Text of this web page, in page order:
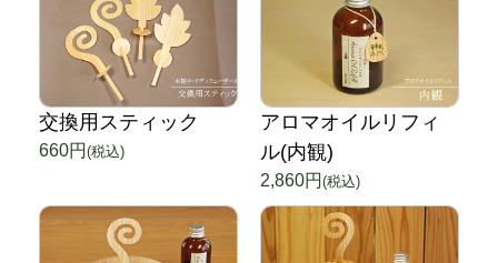
交換用スティック
660円 (税込)
アロマオイルリフィ
ル(内観)
2,860円 (税込)